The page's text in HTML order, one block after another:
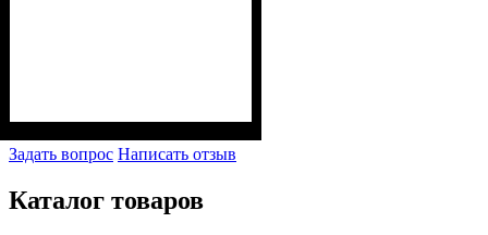
Задать вопрос Написать отзыв
Каталог товаров